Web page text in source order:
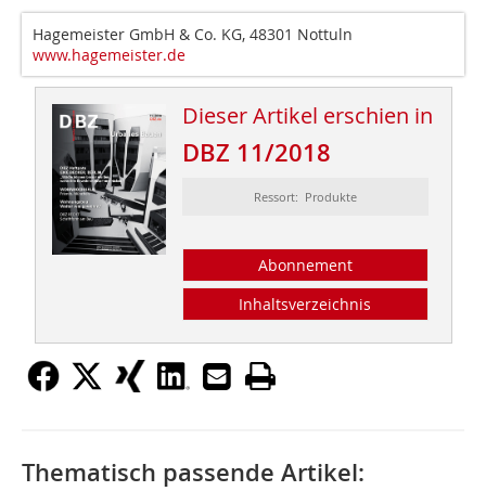
Hagemeister GmbH & Co. KG, 48301 Nottuln
www.hagemeister.de
Dieser Artikel erschien in
DBZ 11/2018
Ressort: Produkte
Abonnement
Inhaltsverzeichnis
Thematisch passende Artikel: